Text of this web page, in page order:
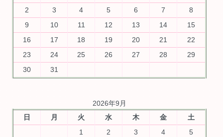
2
3 4 5 6 7
8
9
10 11 12 13 14
15
16
17 18 19 20 21
22
23
24 25 26 27 28
29
30
31
2026年9月
日
月 火 水 木 金
土
1
2 3 4
5